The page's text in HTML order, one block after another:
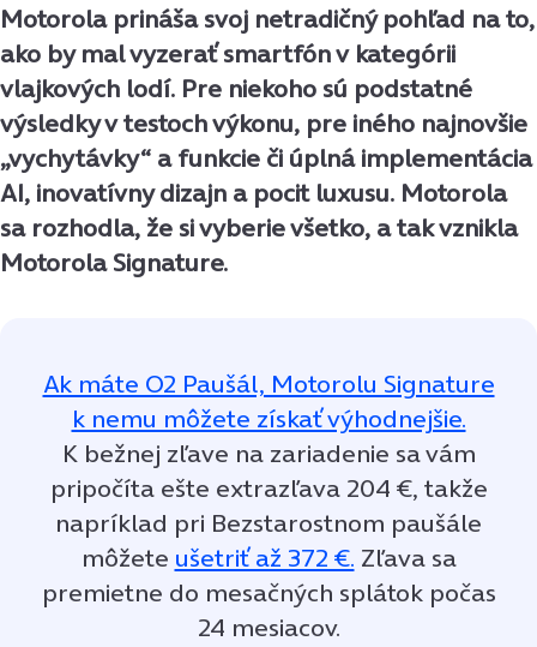
Motorola prináša svoj netradičný pohľad na to,
ako by mal vyzerať smartfón v kategórii
vlajkových lodí. Pre niekoho sú podstatné
výsledky v testoch výkonu, pre iného najnovšie
„vychytávky“ a funkcie či úplná implementácia
AI, inovatívny dizajn a pocit luxusu. Motorola
sa rozhodla, že si vyberie všetko, a tak vznikla
Motorola Signature.
Ak máte O2 Paušál, Motorolu Signature
k nemu môžete získať výhodnejšie.
K bežnej zľave na zariadenie sa vám
pripočíta ešte extrazľava 204 €, takže
napríklad pri Bezstarostnom paušále
môžete ušetriť až 372 €. Zľava sa
premietne do mesačných splátok počas
24 mesiacov.